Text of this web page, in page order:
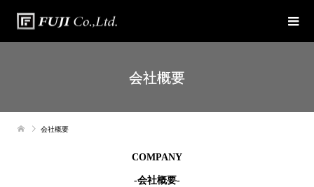
会社概要
会社概要
COMPANY
-会社概要-